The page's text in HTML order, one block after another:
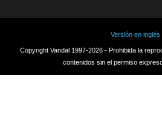
Versión en inglés
Copyright Vandal 1997-2026 - Prohibida la
contenidos sin el permiso